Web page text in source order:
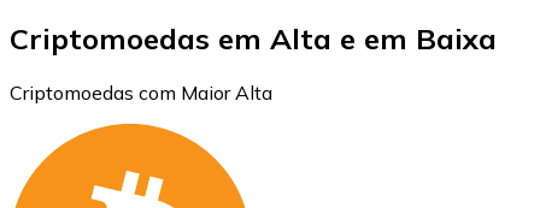
Criptomoedas em Alta e em Baixa
Criptomoedas com Maior Alta